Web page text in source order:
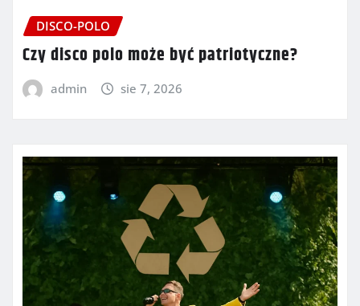
DISCO-POLO
Czy disco polo może być patriotyczne?
admin sie 7, 2026